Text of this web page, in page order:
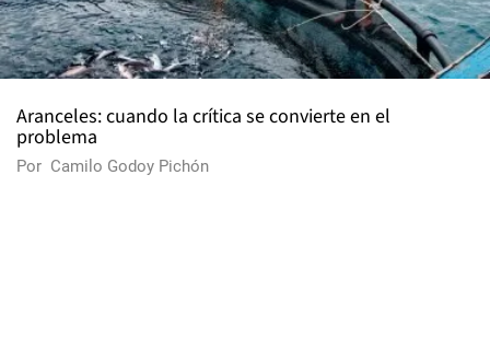
Aranceles: cuando la crítica se convierte en el
problema
Por Camilo Godoy Pichón